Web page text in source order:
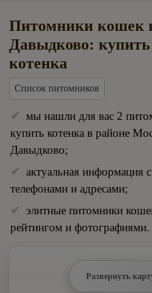
Питомники кошек
Давыдково: купить
котенка
Список питомников
мы нашли для вас 2
купить котенка в районе
Давыдково;
актуальная информация
телефонами и адресами;
элитные питомники
рейтингом и фотографиями.
Развернуть